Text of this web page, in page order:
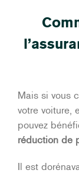
Mais si vous
votre voiture,
pouvez
réduction de
Il est